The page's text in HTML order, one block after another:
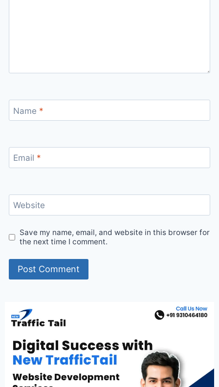
Name *
Email *
Website
Save my name, email, and website in this browser for
the next time I comment.